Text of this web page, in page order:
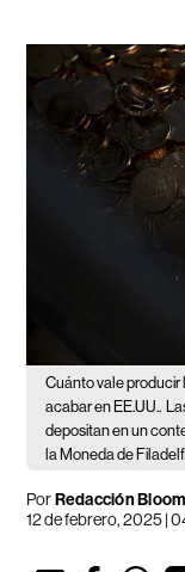
Cuánto vale producir
acabar en EE.UU..
depositan en un
la Moneda de
PorRedacción
12 de febrero, 2025 |